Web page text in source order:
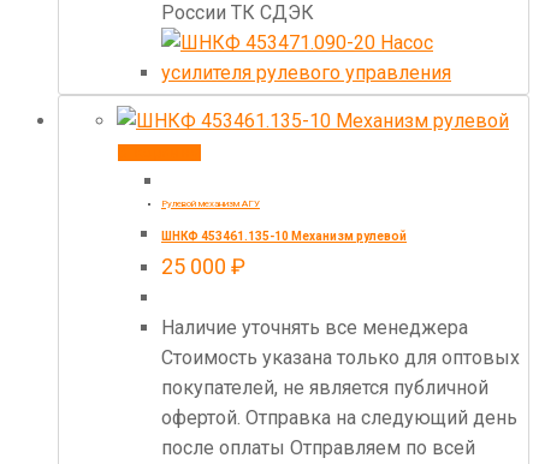
России ТК СДЭК
Рулевой механизм АГУ
ШНКФ 453461.135-10 Механизм рулевой
25 000 ₽
Наличие уточнять все менеджера
Стоимость указана только для оптовых
покупателей, не является публичной
офертой. Отправка на следующий день
после оплаты Отправляем по всей